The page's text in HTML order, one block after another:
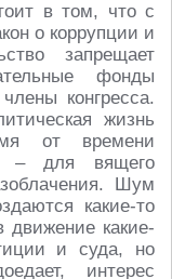
в том, что с
о коррупции и
запрещает
фонды
конгресса.
жизнь
от времени
– для вящего
Шум
какие-то
движение какие-
и суда, но
интерес